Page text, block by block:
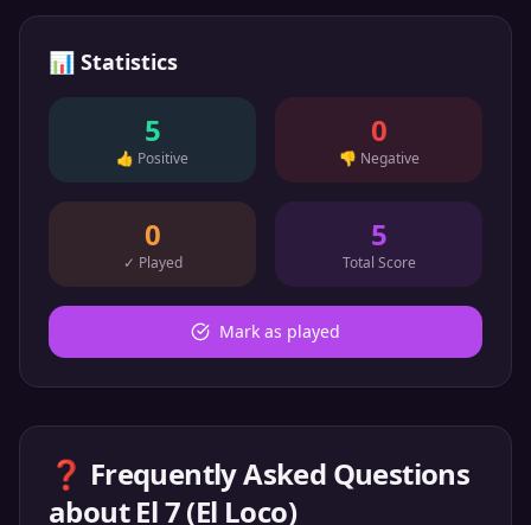
📊 Statistics
5
👍 Positive
0
👎 Negative
0
✓ Played
5
Total Score
Mark as played
❓ Frequently Asked Questions
about El 7 (El Loco)